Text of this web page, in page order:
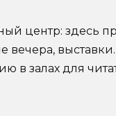
центр: здесь
вечера,
в залах для